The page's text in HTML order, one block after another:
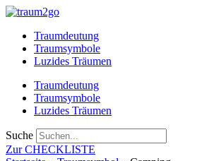
Zum
springenTraumdeutung
Traumsymbole
Luzides Träumen
Traumdeutung
Traumsymbole
Luzides Träumen
Suche
Zur CHECKLISTE